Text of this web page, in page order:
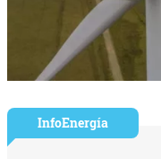
InfoEnergía